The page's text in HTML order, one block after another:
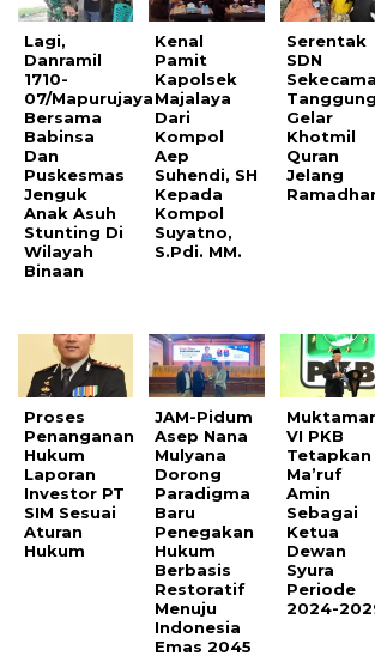
Lagi,
Danramil
1710-
07/Mapurujaya
Bersama
Babinsa
Dan
Puskesmas
Jenguk
Anak Asuh
Stunting Di
Wilayah
Binaan
Kenal
Pamit
Kapolsek
Majalaya
Dari
Kompol
Aep
Suhendi, SH
Kepada
Kompol
Suyatno,
S.Pdi. MM.
Serentak
SDN
Gelar
Khotmil
Quran
Jelang
Proses
Penanganan
Hukum
Laporan
Investor PT
SIM Sesuai
Aturan
Hukum
JAM-Pidum
Asep Nana
Mulyana
Dorong
Paradigma
Baru
Penegakan
Hukum
Berbasis
Restoratif
Menuju
Indonesia
Emas 2045
Muktamar
VI PKB
Tetapkan
Ma’ruf
Amin
Sebagai
Ketua
Dewan
Syura
Periode
2024-